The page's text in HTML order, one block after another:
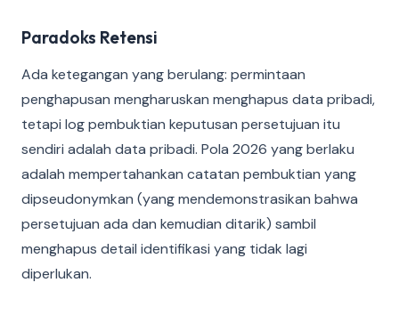
Paradoks Retensi
Ada ketegangan yang berulang: permintaan
penghapusan mengharuskan menghapus data pribadi,
tetapi log pembuktian keputusan persetujuan itu
sendiri adalah data pribadi. Pola 2026 yang berlaku
adalah mempertahankan catatan pembuktian yang
dipseudonymkan (yang mendemonstrasikan bahwa
persetujuan ada dan kemudian ditarik) sambil
menghapus detail identifikasi yang tidak lagi
diperlukan.